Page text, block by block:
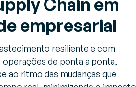
Chain em
empresarial
resiliente e com
operações de ponta a ponta,
ao ritmo das mudanças que